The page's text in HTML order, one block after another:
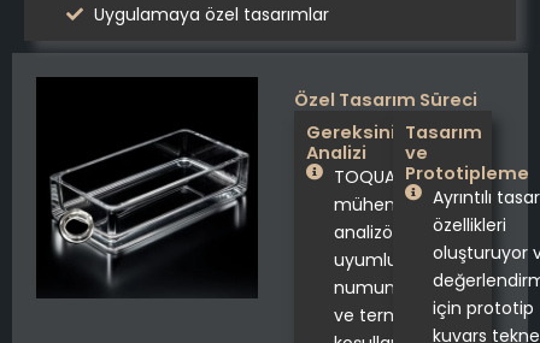
Uygulamaya özel tasarımlar
Özel Tasarım Süreci
Gereksinim
Analizi
TOQUARTZ®
mühendisleri,
analizör modeli
uyumluluğu,
numune hacmi
ve termal
Tasarım
ve
Prototipleme
Ayrıntılı
özellikleri
oluşturuyor
için prototip
kuvars